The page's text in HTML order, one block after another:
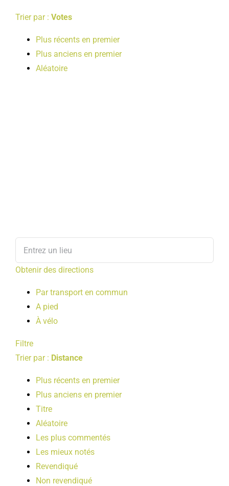
Trier par : Votes
Plus récents en premier
Plus anciens en premier
Aléatoire
Obtenir des directions
Par transport en commun
A pied
À vélo
Filtre
Trier par : Distance
Plus récents en premier
Plus anciens en premier
Titre
Aléatoire
Les plus commentés
Les mieux notés
Revendiqué
Non revendiqué